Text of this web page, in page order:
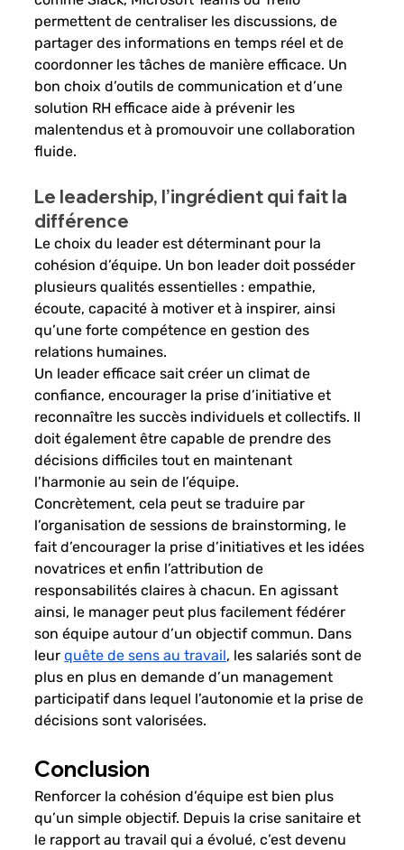
permettent de centraliser les discussions, de
partager des informations en temps réel et de
coordonner les tâches de manière efficace. Un
bon choix d’outils de communication et d’une
solution RH efficace aide à prévenir les
malentendus et à promouvoir une collaboration
fluide.
Le leadership, l’ingrédient qui fait la
différence
Le choix du leader est déterminant pour la
cohésion d’équipe. Un bon leader doit posséder
plusieurs qualités essentielles : empathie,
écoute, capacité à motiver et à inspirer, ainsi
qu’une forte compétence en gestion des
relations humaines.
Un leader efficace sait créer un climat de
confiance, encourager la prise d’initiative et
reconnaître les succès individuels et collectifs. Il
doit également être capable de prendre des
décisions difficiles tout en maintenant
l’harmonie au sein de l’équipe.
Concrètement, cela peut se traduire par
l’organisation de sessions de brainstorming, le
fait d’encourager la prise d’initiatives et les idées
novatrices et enfin l’attribution de
responsabilités claires à chacun. En agissant
ainsi, le manager peut plus facilement fédérer
son équipe autour d’un objectif commun. Dans
leur quête de sens au travail, les salariés sont de
plus en plus en demande d’un management
participatif dans lequel l’autonomie et la prise de
décisions sont valorisées.
Conclusion
Renforcer la cohésion d’équipe est bien plus
qu’un simple objectif. Depuis la crise sanitaire et
le rapport au travail qui a évolué, c’est devenu